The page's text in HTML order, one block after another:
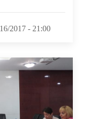
2017 - 21:00